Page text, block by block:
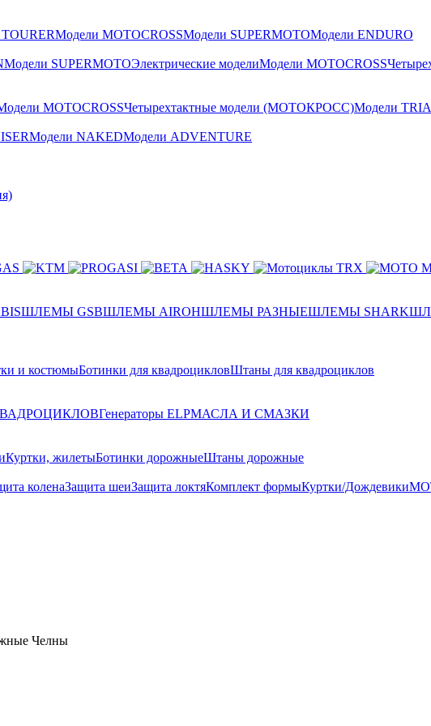
Модели MOTOCROSSМодели SUPERMOTOМодели ENDURO
Модели SUPERMOTOЭлектрические моделиМодели MOTOCROSS
MOTOCROSSЧетырехтактные модели (МОТОКРОСС)Модели
Модели NAKEDМодели ADVENTURE
ШЛЕМЫ GSBШЛЕМЫ AIROHШЛЕМЫ РАЗНЫЕШЛЕМЫ SHARK
и костюмыБотинки для квадроцикловШтаны для квадроциклов
Генераторы ELPМАСЛА И СМАЗКИ
Куртки, жилетыБотинки дорожныеШтаны дорожные
коленаЗащита шеиЗащита локтяКомплект формыКуртки/Дождевики
Челны